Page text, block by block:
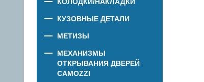
КУЗОВНЫЕ ДЕТАЛИ
МЕТИЗЫ
МЕХАНИЗМЫ
ОТКРЫВАНИЯ ДВЕРЕЙ
CAMOZZI